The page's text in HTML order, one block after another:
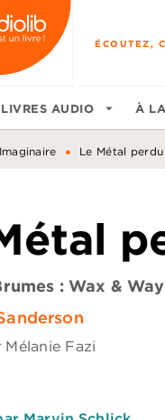
RECHERCHE
ÉCOUTEZ,
AUDIO arrow_drop_down À
Imaginaire • Le Métal perdu
: Wax &
Mélanie Fazi